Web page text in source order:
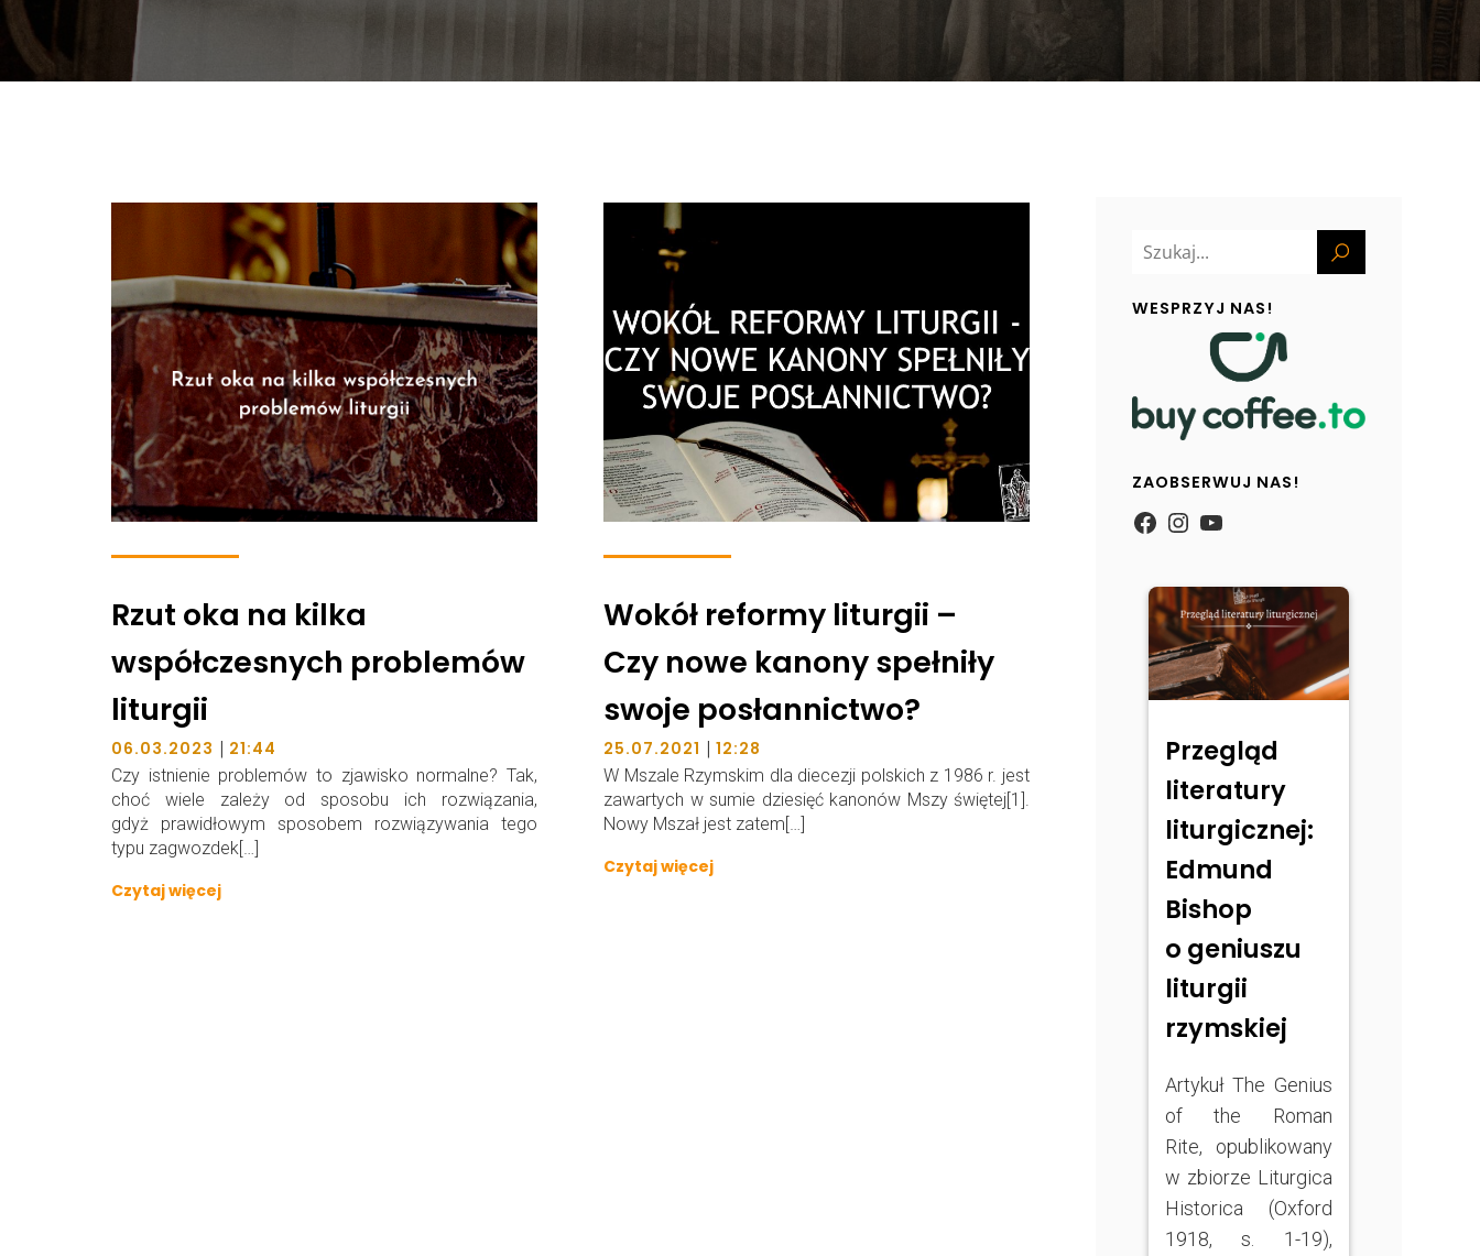
Rzut oka na kilka
współczesnych problemów
liturgii
06.03.2023 | 21:44
Czy istnienie problemów to zjawisko normalne? Tak,
choć wiele zależy od sposobu ich rozwiązania,
gdyż prawidłowym sposobem rozwiązywania tego
typu zagwozdek[…]
Czytaj więcej
Wokół reformy liturgii –
Czy nowe kanony spełniły
swoje posłannictwo?
25.07.2021 | 12:28
W Mszale Rzymskim dla diecezji polskich z 1986 r. jest
zawartych w sumie dziesięć kanonów Mszy świętej[1].
Nowy Mszał jest zatem[…]
Czytaj więcej
WESPRZYJ NAS!
ZAOBSERWUJ NAS!
https://
Instagram
YouTube
Przegląd
literatury
liturgicznej:
Edmund
Bishop
o geniuszu
liturgii
rzymskiej
Artykuł The Genius
of the Roman
Rite, opublikowany
w zbiorze Liturgica
Historica (Oxford
1918, s. 1-19),